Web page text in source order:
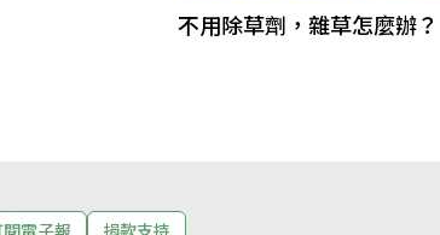
不用除草劑，雜草怎麼辦？